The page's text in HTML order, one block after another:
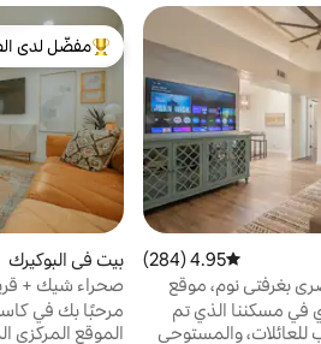
متوسط التقييم 4.95 من 5، 284 مراجعات
4.95 (284)
بغرفتي نوم، موقع
في مسكننا الذي تم
للعائلات، والمستوحى
من أبرز
مفضّل لدى
بيت في البوكيرك
صحراء شيك +
استحمام ساخن +
الأليفة!
مرحبًا بك في
الموقع المركزي